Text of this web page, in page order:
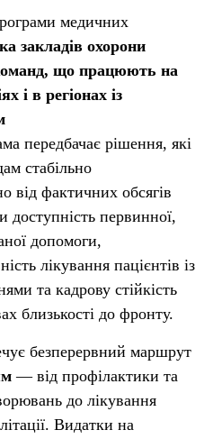
медичних
закладів охорони
що працюють на
і в регіонах із
передбачає рішення, які
стабільно
від фактичних обсягів
доступність первинної,
допомоги,
лікування пацієнтів із
та кадрову стійкість
близькості до фронту.
безперервний маршрут
— від профілактики та
до лікування
Видатки на